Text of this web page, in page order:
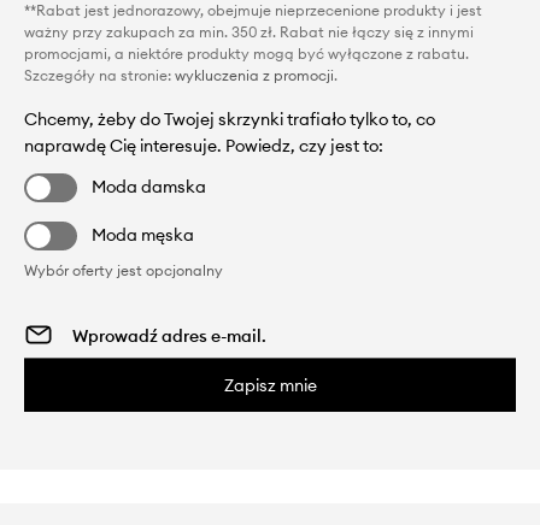
**Rabat jest jednorazowy, obejmuje nieprzecenione produkty i jest
ważny przy zakupach za min. 350 zł. Rabat nie łączy się z innymi
promocjami, a niektóre produkty mogą być wyłączone z rabatu.
Szczegóły na stronie: wykluczenia z promocji.
Chcemy, żeby do Twojej skrzynki trafiało tylko to, co
naprawdę Cię interesuje. Powiedz, czy jest to:
Moda damska
Moda męska
Wybór oferty jest opcjonalny
Zapisz mnie